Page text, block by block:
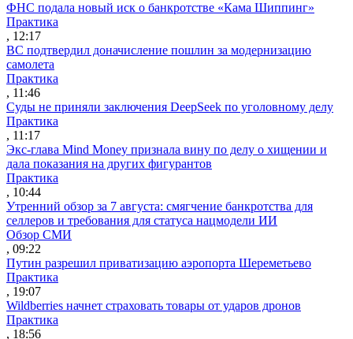
ФНС подала новый иск о банкротстве «Кама Шиппинг»
Практика
, 12:17
ВС подтвердил доначисление пошлин за модернизацию
самолета
Практика
, 11:46
Суды не приняли заключения DeepSeek по уголовному делу
Практика
, 11:17
Экс-глава Mind Money признала вину по делу о хищении и
дала показания на других фигурантов
Практика
, 10:44
Утренний обзор за 7 августа: смягчение банкротства для
селлеров и требования для статуса нацмодели ИИ
Обзор СМИ
, 09:22
Путин разрешил приватизацию аэропорта Шереметьево
Практика
, 19:07
Wildberries начнет страховать товары от ударов дронов
Практика
, 18:56